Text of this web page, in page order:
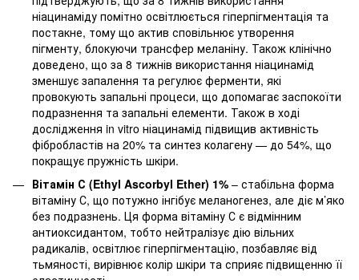
ніацинаміду помітно освітлюється гіперпігментація та
постакне, тому що актив сповільнює утворення
пігменту, блокуючи трансфер меланіну. Також клінічно
доведено, що за 8 тижнів використання ніацинамід
зменшує запалення та регулює ферменти, які
провокують запальні процеси, що допомагає заспокоїти
подразнення та запальні елементи. Також в ході
дослідження in vitro ніацинамід підвищив активність
фібробластів на 20% та синтез колагену — до 54%, що
покращує пружність шкіри.
Вітамін С (Ethyl Ascorbyl Ether) 1% – стабільна форма
вітаміну С, що потужно інгібує меланогенез, але діє м’яко
без подразнень. Ця форма вітаміну С є відмінним
антиоксидантом, тобто нейтралізує дію вільних
радикалів, освітлює гіперпігментацію, позбавляє від
тьмяності, вирівнює колір шкіри та сприяє підвищенню її